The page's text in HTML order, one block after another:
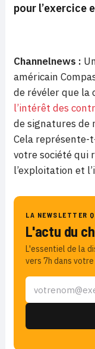
pour l’exercice
Channelnews :
américain
de révéler que la
l’intérêt des
de signatures de
Cela représente-
votre société qui
l’exploitation et
LA NEWSLETTER
L'actu du
L'essentiel de la
vers 7h dans